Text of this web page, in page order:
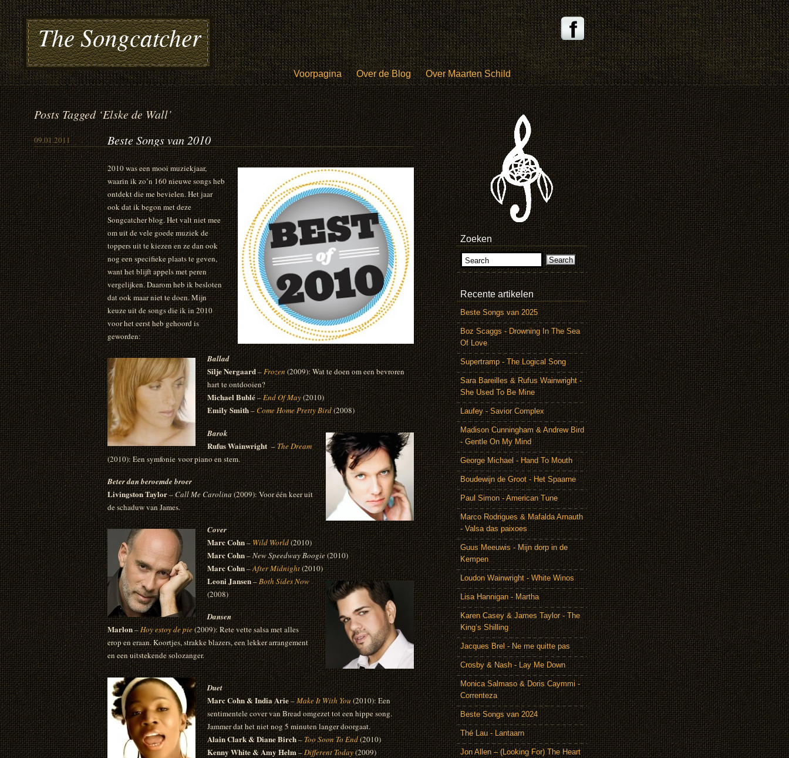
The Songcatcher
Voorpagina Over de Blog Over Maarten Schild
Posts Tagged ‘Elske de Wall’
09.01.2011 Beste Songs van 2010
2010 was een mooi muziekjaar,
waarin ik zo’n 160 nieuwe songs heb
ontdekt die me bevielen. Het jaar
ook dat ik begon met deze
Songcatcher blog. Het valt niet mee
om uit de vele goede muziek de
toppers uit te kiezen en ze dan ook
nog een specifieke plaats te geven,
want het blijft appels met peren
vergelijken. Daarom heb ik besloten
dat ook maar niet te doen. Mijn
keuze uit de songs die ik in 2010
voor het eerst heb gehoord is
geworden:
Ballad
Silje Nergaard–Frozen(2009): Wat te doen om een bevroren
hart te ontdooien?
Michael Bublé–End Of May(2010)
Emily Smith–Come Home Pretty Bird(2008)
Barok
Rufus Wainwright–The Dream
(2010): Een symfonie voor piano en stem.
Beter dan beroemde broer
Livingston Taylor–Call Me Carolina(2009): Voor één keer uit
de schaduw van James.
Cover
Marc Cohn–Wild World(2010)
Marc Cohn–New Speedway Boogie(2010)
Marc Cohn–After Midnight(2010)
Leoni Jansen–Both Sides Now
(2008)
Dansen
Marlon–Hoy estoy de pie(2009): Rete vette salsa met alles
erop en eraan. Koortjes, strakke blazers, een lekker arrangement
en een uitstekende solozanger.
Duet
Marc Cohn & India Arie–Make It With You(2010): Een
sentimentele cover van Bread omgezet tot een hippe song.
Jammer dat het niet nog 5 minuten langer doorgaat.
Alain Clark & Diane Birch–Too Soon To End(2010)
Kenny White & Amy Helm–Different Today(2009)
Zoeken
Recente artikelen
Beste Songs van 2025
Boz Scaggs - Drowning In The Sea
Of Love
Supertramp - The Logical Song
Sara Bareilles & Rufus Wainwright -
She Used To Be Mine
Laufey - Savior Complex
Madison Cunningham & Andrew Bird
- Gentle On My Mind
George Michael - Hand To Mouth
Boudewijn de Groot - Het Spaarne
Paul Simon - American Tune
Marco Rodrigues & Mafalda Arnauth
- Valsa das paixoes
Guus Meeuwis - Mijn dorp in de
Kempen
Loudon Wainwright - White Winos
Lisa Hannigan - Martha
Karen Casey & James Taylor - The
King’s Shilling
Jacques Brel - Ne me quitte pas
Crosby & Nash - Lay Me Down
Monica Salmaso & Doris Caymmi -
Correnteza
Beste Songs van 2024
Thé Lau - Lantaarn
Jon Allen – (Looking For) The Heart